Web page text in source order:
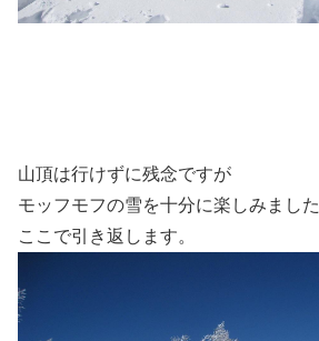
山頂は行けずに残念ですが
モッフモフの雪を十分に楽しみました
ここで引き返します。